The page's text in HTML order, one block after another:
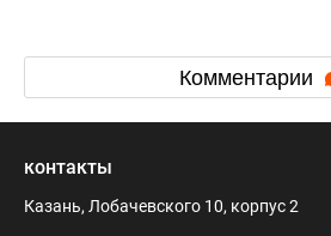
Комментарии
контакты
Казань, Лобачевского 10, корпус 2